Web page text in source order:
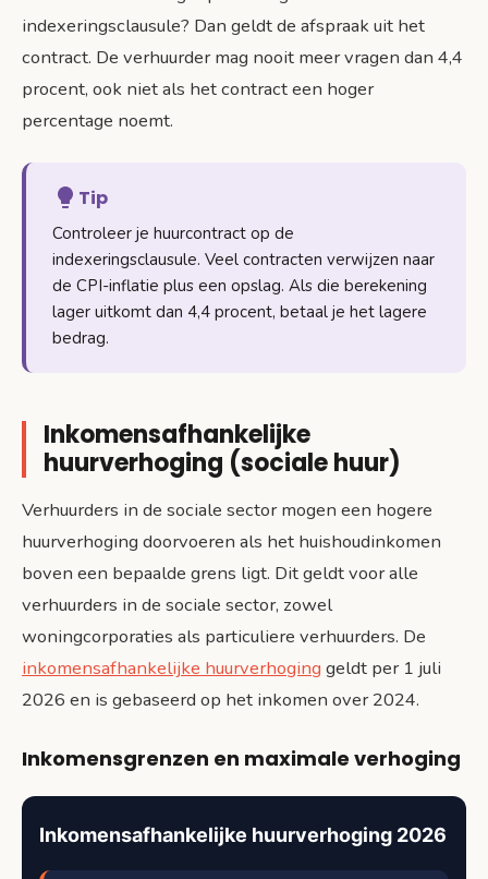
indexeringsclausule? Dan geldt de afspraak uit het
contract. De verhuurder mag nooit meer vragen dan 4,4
procent, ook niet als het contract een hoger
percentage noemt.
Tip
Controleer je huurcontract op de
indexeringsclausule. Veel contracten verwijzen naar
de CPI-inflatie plus een opslag. Als die berekening
lager uitkomt dan 4,4 procent, betaal je het lagere
bedrag.
Inkomensafhankelijke
huurverhoging (sociale huur)
Verhuurders in de sociale sector mogen een hogere
huurverhoging doorvoeren als het huishoudinkomen
boven een bepaalde grens ligt. Dit geldt voor alle
verhuurders in de sociale sector, zowel
woningcorporaties als particuliere verhuurders. De
inkomensafhankelijke huurverhoging geldt per 1 juli
2026 en is gebaseerd op het inkomen over 2024.
Inkomensgrenzen en maximale verhoging
Inkomensafhankelijke huurverhoging 2026